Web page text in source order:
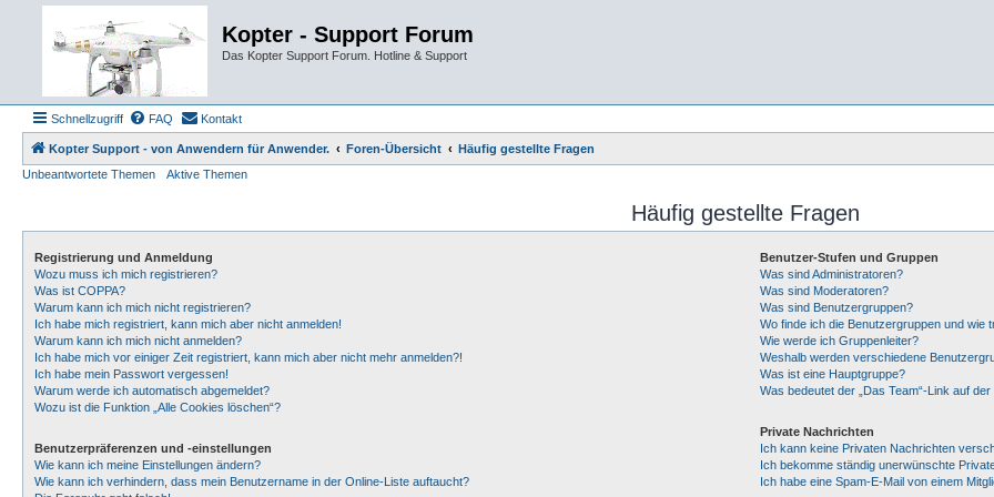
Kopter - Support Forum
Das Kopter Support Forum. Hotline & Support
Schnellzugriff FAQ Kontakt
Kopter Support - von Anwendern für Anwender. Foren-Übersicht
Häufig gestellte Fragen
Unbeantwortete Themen
Aktive Themen
Häufig gestellte Fragen
Registrierung und Anmeldung
Wozu muss ich mich registrieren?
Was ist COPPA?
Warum kann ich mich nicht registrieren?
Ich habe mich registriert, kann mich aber nicht anmelden!
Warum kann ich mich nicht anmelden?
Ich habe mich vor einiger Zeit registriert, kann mich aber nicht mehr anmelden?!
Ich habe mein Passwort vergessen!
Warum werde ich automatisch abgemeldet?
Wozu ist die Funktion „Alle Cookies löschen“?
Benutzerpräferenzen und -einstellungen
Wie kann ich meine Einstellungen ändern?
Wie kann ich verhindern, dass mein Benutzername in der Online-Liste auftaucht?
Benutzer-Stufen und Gruppen
Was sind Administratoren?
Was sind Moderatoren?
Was sind Benutzergruppen?
Wo finde ich die Benutzergruppen und wie
Wie werde ich Gruppenleiter?
Weshalb werden verschiedene
Was ist eine Hauptgruppe?
Was bedeutet der „Das Team“-Link auf
Private Nachrichten
Ich kann keine Privaten Nachrichten
Ich bekomme ständig unerwünschte
Ich habe eine Spam-E-Mail von einem